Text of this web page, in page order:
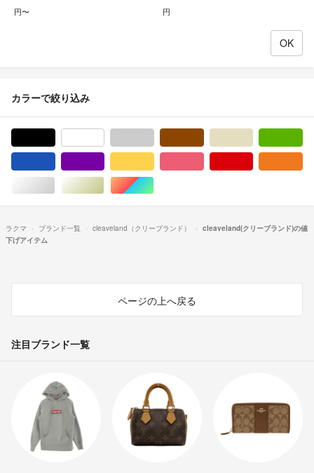
円〜 円
カラーで絞り込み
シルバー/銀色系ゴールド/金色系マルチカラー
ラクマ ブランド一覧 cleaveland（クリーブランド）
cleaveland(クリーブランド)の値
下げアイテム
ページの上へ戻る
注目ブランド一覧